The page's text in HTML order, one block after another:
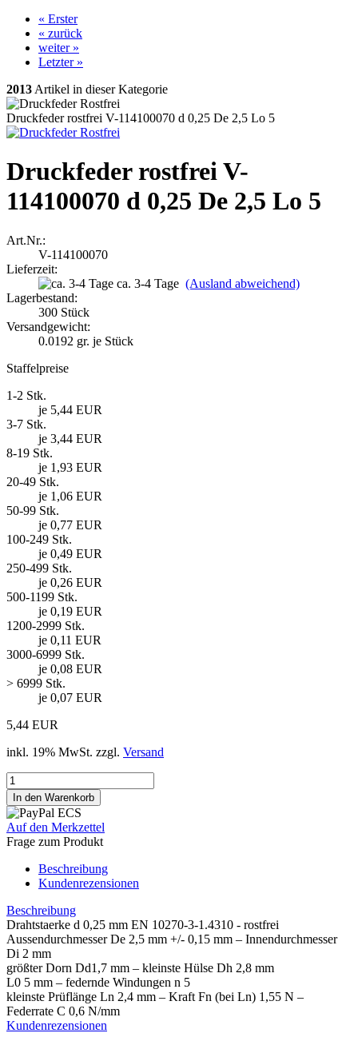
« Erster
« zurück
weiter »
Letzter »
2013 Artikel in dieser Kategorie
Druckfeder rostfrei V-114100070 d 0,25 De 2,5 Lo 5
Druckfeder rostfrei V-
114100070 d 0,25 De 2,5 Lo 5
Art.Nr.:
V-114100070
Lieferzeit:
ca. 3-4 Tage (Ausland abweichend)
Lagerbestand:
300 Stück
Versandgewicht:
0.0192 gr. je Stück
Staffelpreise
1-2 Stk.
je 5,44 EUR
3-7 Stk.
je 3,44 EUR
8-19 Stk.
je 1,93 EUR
20-49 Stk.
je 1,06 EUR
50-99 Stk.
je 0,77 EUR
100-249 Stk.
je 0,49 EUR
250-499 Stk.
je 0,26 EUR
500-1199 Stk.
je 0,19 EUR
1200-2999 Stk.
je 0,11 EUR
3000-6999 Stk.
je 0,08 EUR
> 6999 Stk.
je 0,07 EUR
5,44 EUR
inkl. 19% MwSt. zzgl. Versand
Auf den Merkzettel
Frage zum Produkt
Beschreibung
Kundenrezensionen
Beschreibung
Drahtstaerke d 0,25 mm EN 10270-3-1.4310 - rostfrei
Aussendurchmesser De 2,5 mm +/- 0,15 mm – Innendurchmesser
Di 2 mm
größter Dorn Dd1,7 mm – kleinste Hülse Dh 2,8 mm
L0 5 mm – federnde Windungen n 5
kleinste Prüflänge Ln 2,4 mm – Kraft Fn (bei Ln) 1,55 N –
Federrate C 0,6 N/mm
Kundenrezensionen